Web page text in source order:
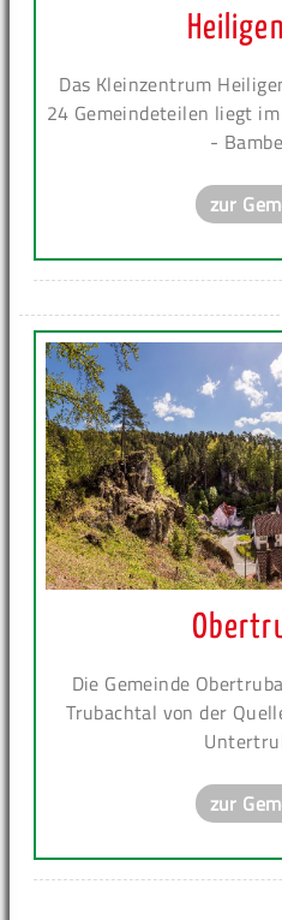
Das Kleinzentrum
24 Gemeindeteilen liegt
-
zur
Die Gemeinde
Trubachtal von der
zur